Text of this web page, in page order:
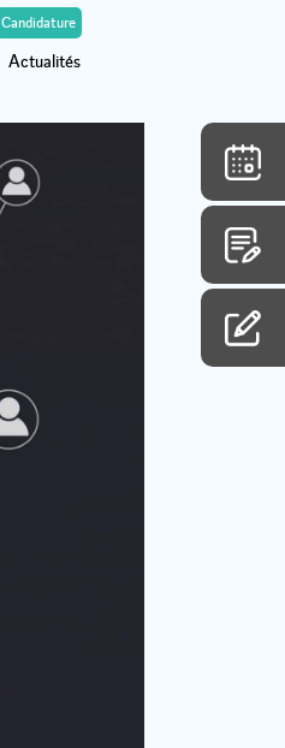
Candidature
Actualités